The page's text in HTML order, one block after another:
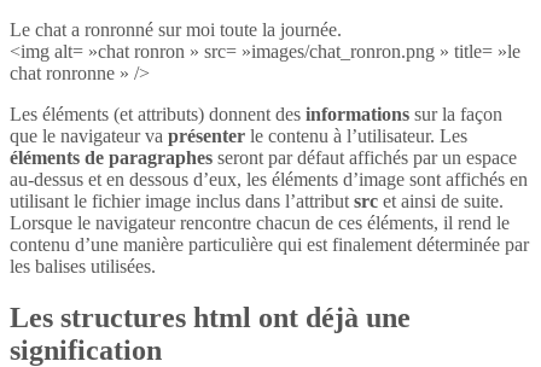
Le chat a ronronné sur moi toute la journée.
<img alt= »chat ronron » src= »images/chat_ronron.png » title= »le
chat ronronne » />
Les éléments (et attributs) donnent des informations sur la façon
que le navigateur va présenter le contenu à l’utilisateur. Les
éléments de paragraphes seront par défaut affichés par un espace
au-dessus et en dessous d’eux, les éléments d’image sont affichés en
utilisant le fichier image inclus dans l’attribut src et ainsi de suite.
Lorsque le navigateur rencontre chacun de ces éléments, il rend le
contenu d’une manière particulière qui est finalement déterminée par
les balises utilisées.
Les structures html ont déjà une
signification